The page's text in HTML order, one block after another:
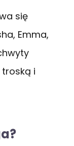
się
Emma,
i